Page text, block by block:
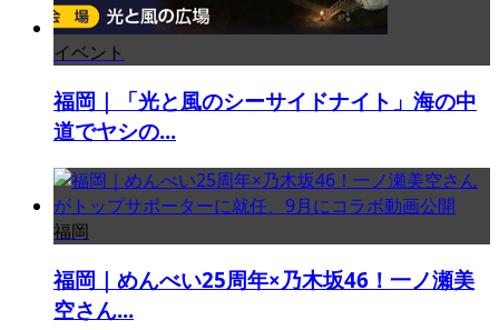
イベント
福岡｜「光と風のシーサイドナイト」海の中
道でヤシの...
福岡
福岡｜めんべい25周年×乃木坂46！一ノ瀬美
空さん...